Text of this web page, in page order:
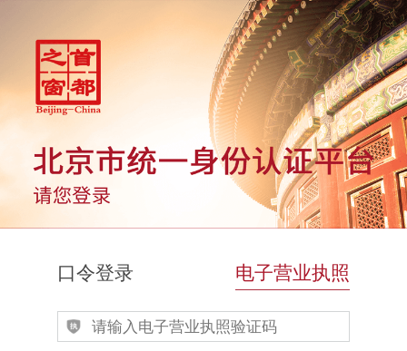
口令登录 电子营业执照